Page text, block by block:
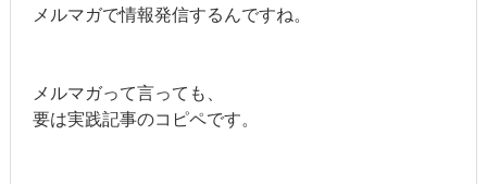
メルマガで情報発信するんですね。
メルマガって言っても、
要は実践記事のコピペです。